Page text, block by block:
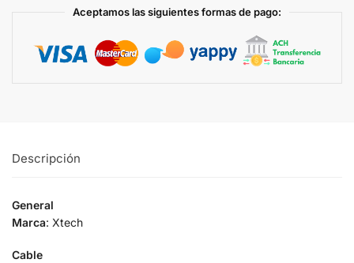
Aceptamos las siguientes formas de pago:
Descripción
General
Marca: Xtech
Cable